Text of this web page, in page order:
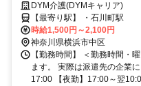
に合わせて柔軟シフト✨
DYM介護(DYMキャリア)
【最寄り駅】 ・石川町駅
時給1,500円～2,100円
神奈川県横浜市中区
【勤務時間】 ＜勤務時間・
ます。 実際は派遣先の企業
17:00 【夜勤】17:00～翌